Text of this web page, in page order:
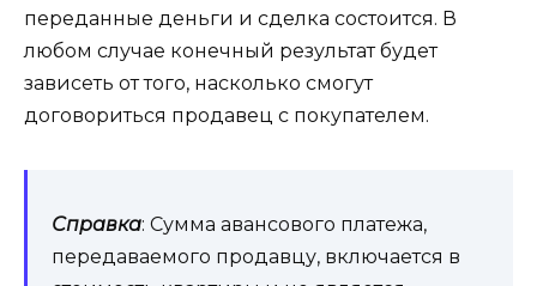
переданные деньги и сделка состоится. В
любом случае конечный результат будет
зависеть от того, насколько смогут
договориться продавец с покупателем.
Справка: Сумма авансового платежа,
передаваемого продавцу, включается в